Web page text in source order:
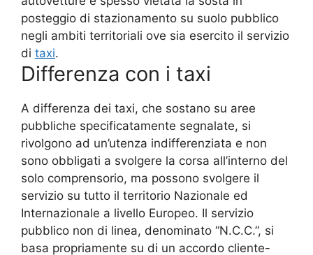
posteggio di stazionamento su suolo pubblico
negli ambiti territoriali ove sia esercito il servizio
di taxi.
Differenza con i taxi
A differenza dei taxi, che sostano su aree
pubbliche specificatamente segnalate, si
rivolgono ad un’utenza indifferenziata e non
sono obbligati a svolgere la corsa all’interno del
solo comprensorio, ma possono svolgere il
servizio su tutto il territorio Nazionale ed
Internazionale a livello Europeo. Il servizio
pubblico non di linea, denominato “N.C.C.”, si
basa propriamente su di un accordo cliente-